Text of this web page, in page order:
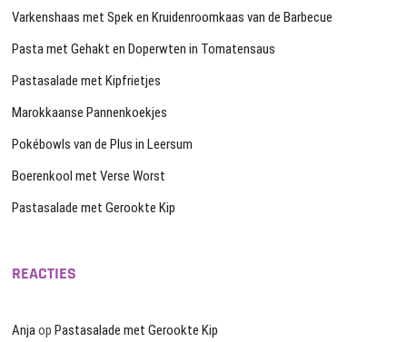
Varkenshaas met Spek en Kruidenroomkaas van de Barbecue
Pasta met Gehakt en Doperwten in Tomatensaus
Pastasalade met Kipfrietjes
Marokkaanse Pannenkoekjes
Pokébowls van de Plus in Leersum
Boerenkool met Verse Worst
Pastasalade met Gerookte Kip
REACTIES
AnjaopPastasalade met Gerookte Kip